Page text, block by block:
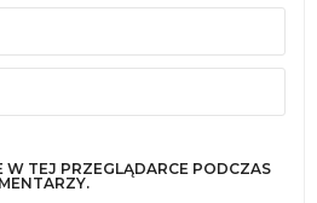
W TEJ PRZEGLĄDARCE PODCZAS